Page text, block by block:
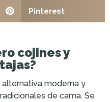
Pinterest
cojines y
alternativa moderna y
de cama. Se